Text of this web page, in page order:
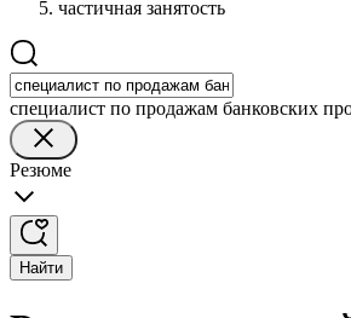
частичная занятость
специалист по продажам банковских
Резюме
Найти